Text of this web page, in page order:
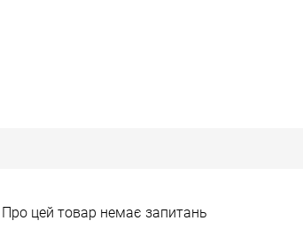
Про цей товар немає запитань